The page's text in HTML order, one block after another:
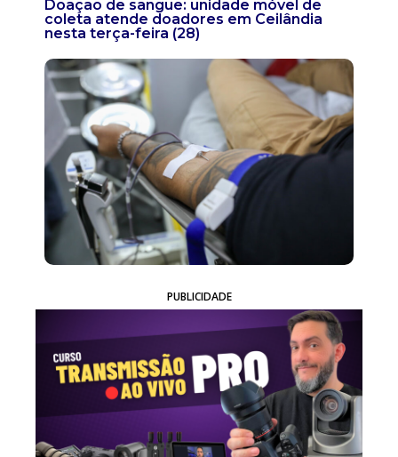
Doação de sangue: unidade móvel de
coleta atende doadores em Ceilândia
nesta terça-feira (28)
PUBLICIDADE